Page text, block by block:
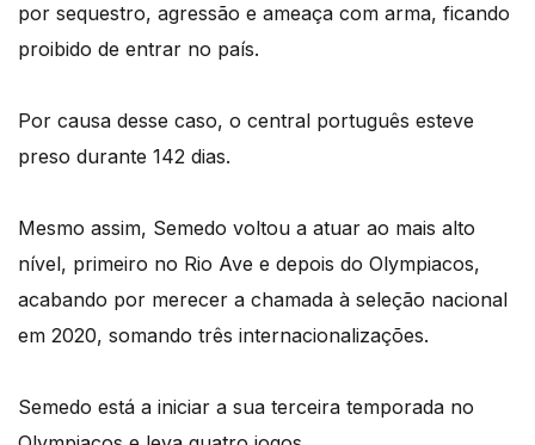
por sequestro, agressão e ameaça com arma, ficando
proibido de entrar no país.
Por causa desse caso, o central português esteve
preso durante 142 dias.
Mesmo assim, Semedo voltou a atuar ao mais alto
nível, primeiro no Rio Ave e depois do Olympiacos,
acabando por merecer a chamada à seleção nacional
em 2020, somando três internacionalizações.
Semedo está a iniciar a sua terceira temporada no